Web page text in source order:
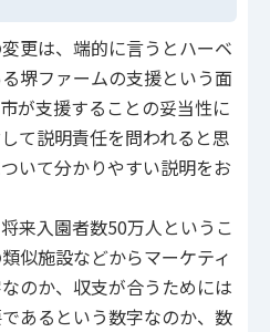
更は、端的に言うとハーベ
堺ファームの支援という面
が支援することの妥当性に
て説明責任を問われると思
いて分かりやすい説明をお
来入園者数50万人というこ
似施設などからマーケティ
のか、収支が合うためには
あるという数字なのか、数